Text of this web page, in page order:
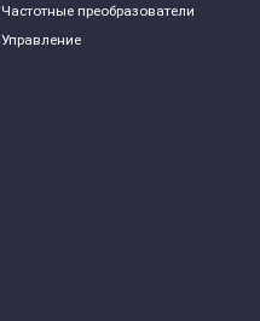
Частотные преобразователи
Управление